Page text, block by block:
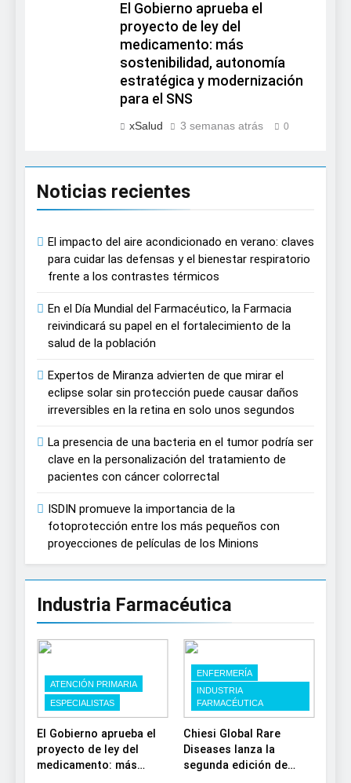
El Gobierno aprueba el
proyecto de ley del
medicamento: más
sostenibilidad, autonomía
estratégica y modernización
para el SNS
xSalud 3 semanas atrás 0
Noticias recientes
El impacto del aire acondicionado en verano: claves
para cuidar las defensas y el bienestar respiratorio
frente a los contrastes térmicos
En el Día Mundial del Farmacéutico, la Farmacia
reivindicará su papel en el fortalecimiento de la
salud de la población
Expertos de Miranza advierten de que mirar el
eclipse solar sin protección puede causar daños
irreversibles en la retina en solo unos segundos
La presencia de una bacteria en el tumor podría ser
clave en la personalización del tratamiento de
pacientes con cáncer colorrectal
ISDIN promueve la importancia de la
fotoprotección entre los más pequeños con
proyecciones de películas de los Minions
Industria Farmacéutica
ATENCIÓN PRIMARIA
ESPECIALISTAS
El Gobierno aprueba el
proyecto de ley del
medicamento: más
ENFERMERÍA
INDUSTRIA
FARMACÉUTICA
Chiesi Global Rare
Diseases lanza la
segunda edición de